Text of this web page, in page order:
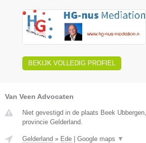
BEKIJK VOLLEDIG PROFIEL
Van Veen Advocaten
Niet gevestigd in de plaats Beek
provincie Gelderland.
Gelderland » Ede Google maps ▼